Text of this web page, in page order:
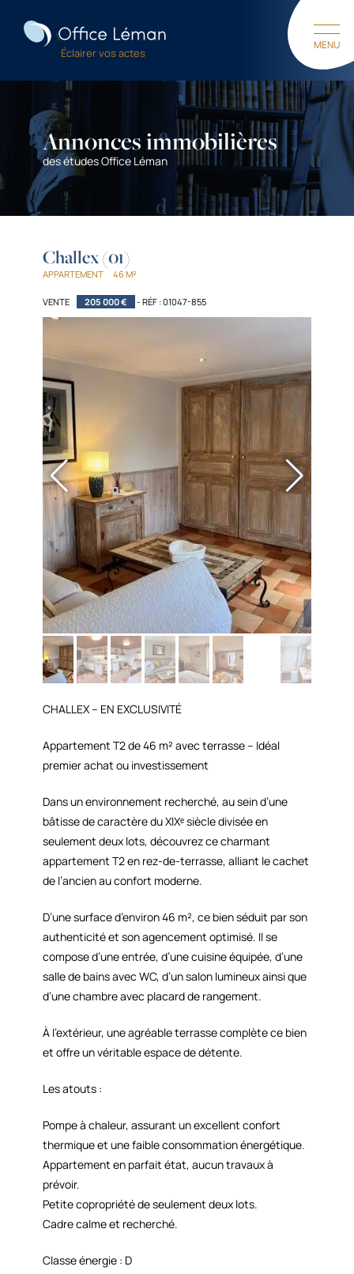
Éclairer vos actes
MENU
Annonces immobilières
des études Office Léman
Challex (01)
APPARTEMENT 46 M²
VENTE 205 000 € - RÉF : 01047-855
CHALLEX – EN EXCLUSIVITÉ
Appartement T2 de 46 m² avec terrasse – Idéal
premier achat ou investissement
Dans un environnement recherché, au sein d’une
bâtisse de caractère du XIXᵉ siècle divisée en
seulement deux lots, découvrez ce charmant
appartement T2 en rez-de-terrasse, alliant le cachet
de l’ancien au confort moderne.
D’une surface d’environ 46 m², ce bien séduit par son
authenticité et son agencement optimisé. Il se
compose d’une entrée, d’une cuisine équipée, d’une
salle de bains avec WC, d’un salon lumineux ainsi que
d’une chambre avec placard de rangement.
À l’extérieur, une agréable terrasse complète ce bien
et offre un véritable espace de détente.
Les atouts :
Pompe à chaleur, assurant un excellent confort
thermique et une faible consommation énergétique.
Appartement en parfait état, aucun travaux à
prévoir.
Petite copropriété de seulement deux lots.
Cadre calme et recherché.
Classe énergie : D